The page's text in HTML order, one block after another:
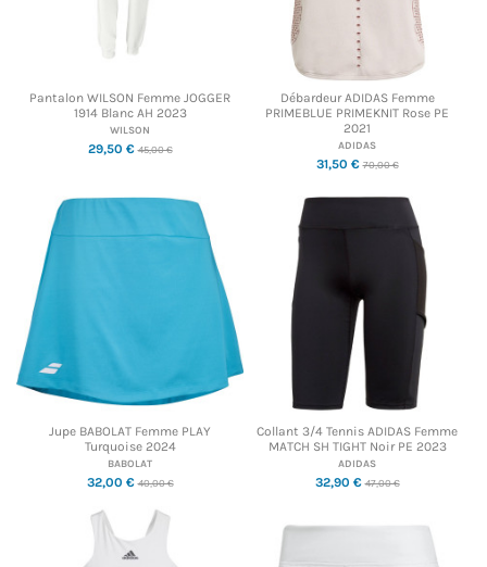
Pantalon WILSON Femme JOGGER
1914 Blanc AH 2023
WILSON
29,50 €45,00 €
Débardeur ADIDAS Femme
PRIMEBLUE PRIMEKNIT Rose PE
2021
ADIDAS
31,50 €70,00 €
Jupe BABOLAT Femme PLAY
Turquoise 2024
BABOLAT
32,00 €40,00 €
Collant 3/4 Tennis ADIDAS Femme
MATCH SH TIGHT Noir PE 2023
ADIDAS
32,90 €47,00 €